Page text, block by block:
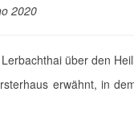
2020
über den
erwähnt, in